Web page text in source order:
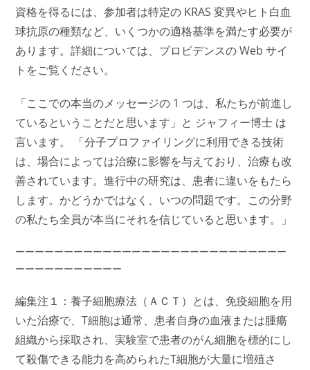
資格を得るには、参加者は特定の KRAS 変異やヒト白血
球抗原の種類など、いくつかの適格基準を満たす必要が
あります。詳細については、プロビデンスの Web サイ
トをご覧ください。
「ここでの本当のメッセージの 1 つは、私たちが前進し
ているということだと思います」と ジャフィー博士 は
言います。 「分子プロファイリングに利用できる技術
は、場合によっては治療に影響を与えており、治療も改
善されています。進行中の研究は、患者に違いをもたら
します。かどうかではなく、いつの問題です。この分野
の私たち全員が本当にそれを信じていると思います。」
ーーーーーーーーーーーーーーーーーーーーーーーーーーーー
ーーーーーーーーーーー
編集注１：養子細胞療法（ＡＣＴ）とは、免疫細胞を用
いた治療で、T細胞は通常、患者自身の血液または腫瘍
組織から採取され、実験室で患者のがん細胞を標的にし
て殺傷できる能力を高められたT細胞が大量に増殖さ